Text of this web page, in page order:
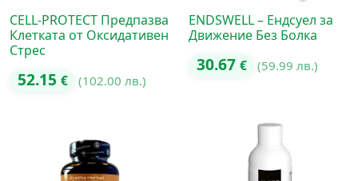
CELL-PROTECT Предпазва
Клетката от Оксидативен
Стрес
52.15 € (102.00 лв.)
ENDSWELL – Ендсуел за
Движение Без Болка
30.67 € (59.99 лв.)